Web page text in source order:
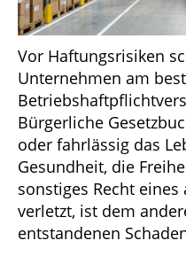
Vor Haftungsrisiken
Unternehmen am
Bürgerliche
oder fahrlässig das
Gesundheit, die
sonstiges Recht
verletzt, ist dem
entstandenen